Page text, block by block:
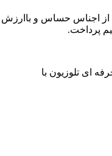
از اجناس حساس و
پرداخت.
ای تلوزیون با